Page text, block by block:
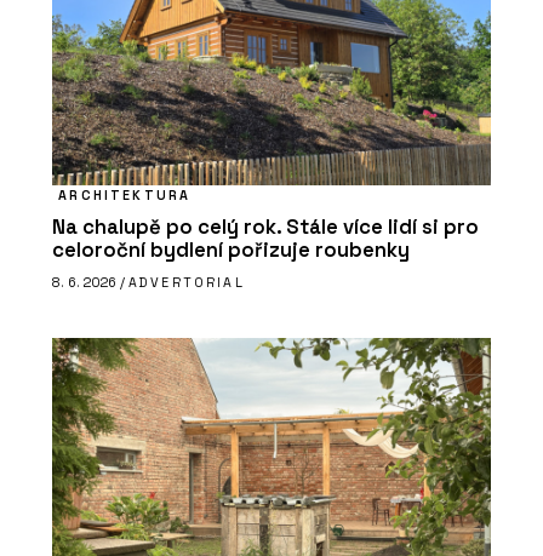
ARCHITEKTURA
Na chalupě po celý rok. Stále více lidí si pro
celoroční bydlení pořizuje roubenky
8. 6. 2026 / ADVERTORIAL